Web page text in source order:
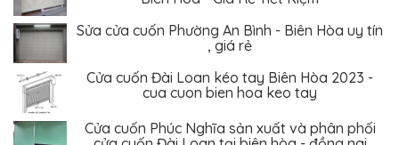
Sửa cửa cuốn Phường An Bình - Biên Hòa uy tín
, giá rẻ
Cửa cuốn Đài Loan kéo tay Biên Hòa 2023 -
cua cuon bien hoa keo tay
Cửa cuốn Phúc Nghĩa sản xuất và phân phối
cửa cuốn Đài Loan tại biên hòa - đồng nai